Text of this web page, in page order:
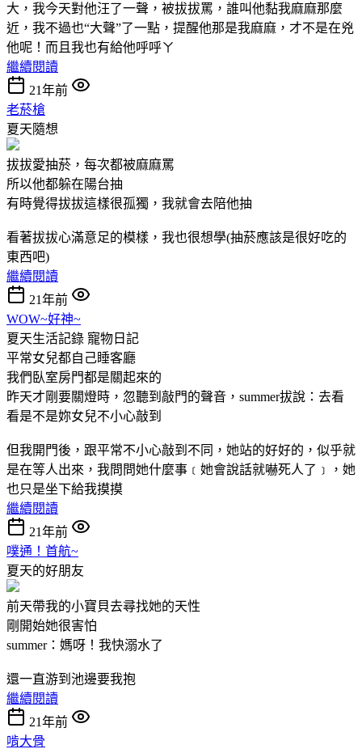
大，我今天對他汪了一聲，被拔拔罵，誰叫他黏我麻麻那麼
近，我不過也“大聲”了一點，提醒他那是我麻麻，才不是在兇
他呢！而且我也有給他呼呼ㄚ
繼續閱讀
21年前
老菸槍
夏天隨想
拔拔愛抽菸，每次都被麻麻罵
所以他都躲在陽台抽
有時覺得拔拔這樣很孤獨，我就會去陪他抽
看著拔拔心滿意足的模樣，我也很想學(抽菸應該是很好吃的
東西吧)
繼續閱讀
21年前
WOW~好神~
夏天生活記錄 寵物日記
平常女兒都自己睡客廳
我們臥室房門都是關起來的
昨天才剛要關燈時，忽聽到敲門的聲音，summer拔說：去看
看是不是妳女兒不小心敲到
但我開門後，跟平常不小心敲到不同，她站的好好的，似乎就
是在等人出來，我問問她什麼事﹝她會說話就嚇死人了﹞，她
也只是坐下給我摸摸
繼續閱讀
21年前
噗通！首航~
夏天的好朋友
前天帶我的小寶貝去尋找她的天性
剛開始她很害怕
summer：媽呀！我快溺水了
還一直游到池邊要我抱
繼續閱讀
21年前
啃大骨